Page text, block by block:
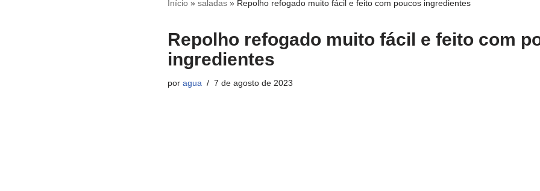
Início» saladas» Repolho refogado muito fácil e feito com poucos ingredientes
Repolho refogado muito fácil e feito com
ingredientes
por agua 7 de agosto de 2023